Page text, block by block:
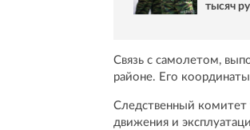
тысяч
Связь с самолетом,
районе. Его
Следственный комитет
движения и